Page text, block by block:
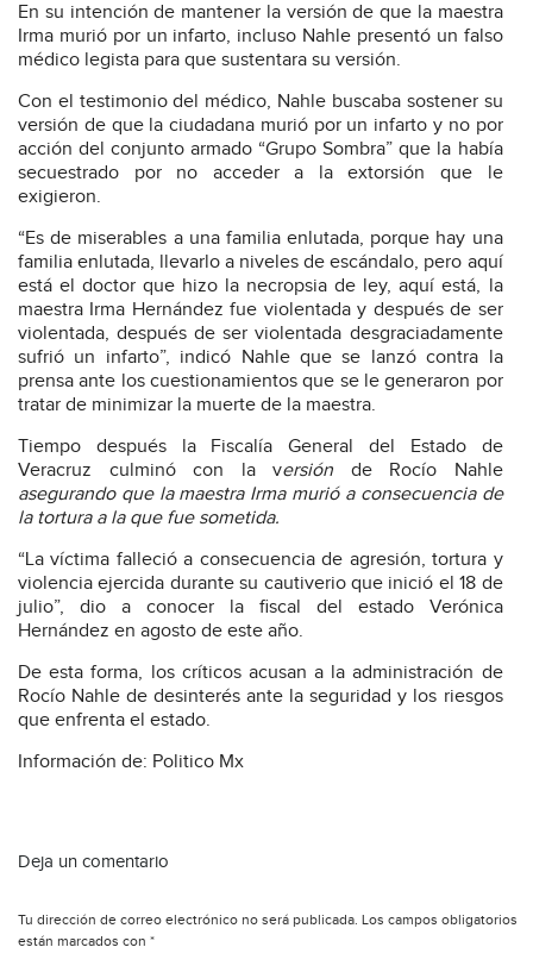
En su intención de mantener la versión de que la maestra
Irma murió por un infarto, incluso Nahle presentó un falso
médico legista para que sustentara su versión.
Con el testimonio del médico, Nahle buscaba sostener su
versión de que la ciudadana murió por un infarto y no por
acción del conjunto armado “Grupo Sombra” que la había
secuestrado por no acceder a la extorsión que le
exigieron.
“Es de miserables a una familia enlutada, porque hay una
familia enlutada, llevarlo a niveles de escándalo, pero aquí
está el doctor que hizo la necropsia de ley, aquí está, la
maestra Irma Hernández fue violentada y después de ser
violentada, después de ser violentada desgraciadamente
sufrió un infarto”, indicó Nahle que se lanzó contra la
prensa ante los cuestionamientos que se le generaron por
tratar de minimizar la muerte de la maestra.
Tiempo después la Fiscalía General del Estado de
Veracruz culminó con la versión de Rocío Nahle
asegurando que la maestra Irma murió a consecuencia de
la torturaa la que fue sometida.
“La víctima falleció a consecuencia de agresión, tortura y
violencia ejercida durante su cautiverio que inició el 18 de
julio”, dio a conocer la fiscal del estado Verónica
Hernández en agosto de este año.
De esta forma, los críticos acusan a la administración de
Rocío Nahle de desinterés ante la seguridad y los riesgos
que enfrenta el estado.
Información de: Politico Mx
Deja un comentario
Tu dirección de correo electrónico no será publicada. Los campos obligatorios
están marcados con *